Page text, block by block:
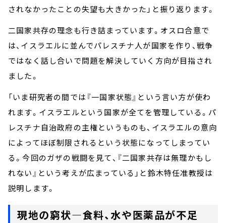
されなかったことの失望も大きかった」と振り返ります。
二国家共存の理念も行き詰まっています。オスロ合意で
は、イスラエルに並んでパレスチナ人が国家を作り、戦争
ではなく話し合いで問題を解決していく方向が目指され
ました。
「いま研究者の間では『一国家状態』という言い方が使わ
れます。イスラエルという国家が全てを管理している。パ
レスチナ自治政府の主権というものも、イスラエルの意向
によってほぼ制限されるという状態になってしまってい
る。今回のガザの戦闘を見て、『二国家共存は無理かもし
れない』という考えが広まっている」と鈴木特任准教授は
説明します。
現地の窮状—食料、水や医薬品が不足